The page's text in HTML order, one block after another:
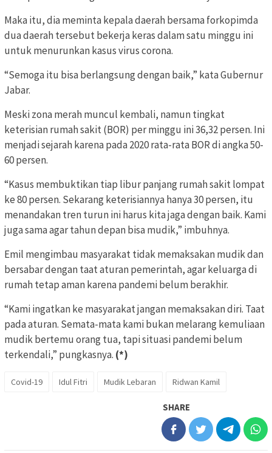
Maka itu, dia meminta kepala daerah bersama forkopimda
dua daerah tersebut bekerja keras dalam satu minggu ini
untuk menurunkan kasus virus corona.
“Semoga itu bisa berlangsung dengan baik,” kata Gubernur
Jabar.
Meski zona merah muncul kembali, namun tingkat
keterisian rumah sakit (BOR) per minggu ini 36,32 persen. Ini
menjadi sejarah karena pada 2020 rata-rata BOR di angka 50-
60 persen.
“Kasus membuktikan tiap libur panjang rumah sakit lompat
ke 80 persen. Sekarang keterisiannya hanya 30 persen, itu
menandakan tren turun ini harus kita jaga dengan baik. Kami
juga sama agar tahun depan bisa mudik,” imbuhnya.
Emil mengimbau masyarakat tidak memaksakan mudik dan
bersabar dengan taat aturan pemerintah, agar keluarga di
rumah tetap aman karena pandemi belum berakhir.
“Kami ingatkan ke masyarakat jangan memaksakan diri. Taat
pada aturan. Semata-mata kami bukan melarang kemuliaan
mudik bertemu orang tua, tapi situasi pandemi belum
terkendali,” pungkasnya. (*)
Covid-19 Idul Fitri Mudik Lebaran Ridwan Kamil
SHARE